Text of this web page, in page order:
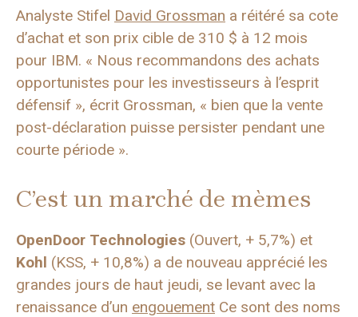
Analyste Stifel David Grossman a réitéré sa cote
d’achat et son prix cible de 310 $ à 12 mois
pour IBM. « Nous recommandons des achats
opportunistes pour les investisseurs à l’esprit
défensif », écrit Grossman, « bien que la vente
post-déclaration puisse persister pendant une
courte période ».
C’est un marché de mèmes
OpenDoor Technologies (Ouvert, + 5,7%) et
Kohl (KSS, + 10,8%) a de nouveau apprécié les
grandes jours de haut jeudi, se levant avec la
renaissance d’un engouement Ce sont des noms